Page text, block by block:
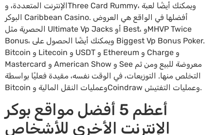
الإنترنت المتعددة، وThree Card Rummy، ويمكنك أيضًا لعبة
البوكر Caribbean Casino. أفضلها في الواقع هي العروض
الحصرية مثل Ultimate Vp Jacks أو Best، وMHVP Twice
Bonus، ويمكنك أيضًا الحصول على Biggest Vp Bonus Poker.
Bitcoin و Litecoin و USDT و Ethereum و Charge و
Mastercard و American Show و See معروضة للبيع ومن ثم
التخلص منها. التوزيعات، في الوقت نفسه، مقيدة فعليًا بواسطة
Bitcoin وعمليات النقل المالية وCoindraw وعمليات التفتيش.
أعظم 5 أفضل مواقع بوكر
الإنترنت الأخرى للأشخاص